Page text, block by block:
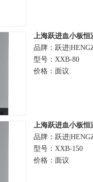
上海跃进血小板恒
品牌：跃进
型号：XXB-80
价格：面议
上海跃进血小板恒
品牌：跃进
型号：XXB-150
价格：面议